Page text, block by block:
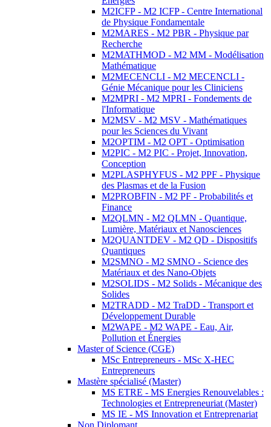
M2ICFP - M2 ICFP - Centre International
de Physique Fondamentale
M2MARES - M2 PBR - Physique par
Recherche
M2MATHMOD - M2 MM - Modélisation
Mathématique
M2MECENCLI - M2 MECENCLI -
Génie Mécanique pour les Cliniciens
M2MPRI - M2 MPRI - Fondements de
l'Informatique
M2MSV - M2 MSV - Mathématiques
pour les Sciences du Vivant
M2OPTIM - M2 OPT - Optimisation
M2PIC - M2 PIC - Projet, Innovation,
Conception
M2PLASPHYFUS - M2 PPF - Physique
des Plasmas et de la Fusion
M2PROBFIN - M2 PF - Probabilités et
Finance
M2QLMN - M2 QLMN - Quantique,
Lumière, Matériaux et Nanosciences
M2QUANTDEV - M2 QD - Dispositifs
Quantiques
M2SMNO - M2 SMNO - Science des
Matériaux et des Nano-Objets
M2SOLIDS - M2 Solids - Mécanique des
Solides
M2TRADD - M2 TraDD - Transport et
Développement Durable
M2WAPE - M2 WAPE - Eau, Air,
Pollution et Énergies
Master of Science (CGE)
MSc Entrepreneurs - MSc X-HEC
Entrepreneurs
Mastère spécialisé (Master)
MS ETRE - MS Energies Renouvelables :
Technologies et Entrepreneuriat (Master)
MS IE - MS Innovation et Entreprenariat
Non Diplomant